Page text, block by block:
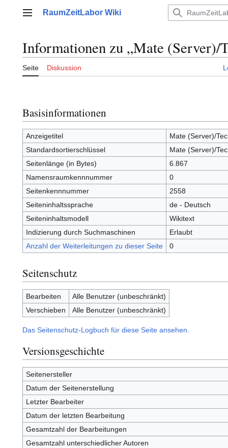
Hauptmenü
RaumZeitLabor Wiki
Informationen zu „Mate (Server)/
Seite Diskussion
Basisinformationen
Anzeigetitel
Mate (Server)/
Standardsortierschlüssel
Mate (Server)/
Seitenlänge (in Bytes)
6.867
Namensraumkennnummer
0
Seitenkennnummer
2558
Seiteninhaltssprache
de - Deutsch
Seiteninhaltsmodell
Wikitext
Indizierung durch Suchmaschinen
Erlaubt
Anzahl der Weiterleitungen zu dieser Seite
0
Seitenschutz
Bearbeiten
Alle Benutzer (unbeschränkt)
Verschieben
Alle Benutzer (unbeschränkt)
Das Seitenschutz-Logbuch für diese Seite ansehen.
Versionsgeschichte
Seitenersteller
Datum der Seitenerstellung
Letzter Bearbeiter
Datum der letzten Bearbeitung
Gesamtzahl der Bearbeitungen
Gesamtzahl unterschiedlicher Autoren